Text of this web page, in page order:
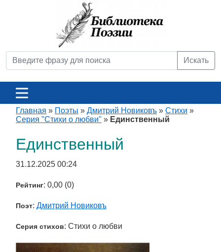
Искать
Главная » Поэты » Дмитрий Новиковъ » Стихи »
Серия "Стихи о любви" » Единственный
Единственный
31.12.2025 00:24
Рейтинг: 0,00 (0)
Поэт: Дмитрий Новиковъ
Серия стихов: Стихи о любви